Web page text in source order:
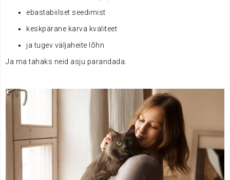
ebastabiilset seedimist
keskpärane karva kvaliteet
ja tugev väljaheite lõhn
Ja ma tahaks neid asju parandada.